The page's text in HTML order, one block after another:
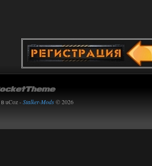
uCoz -Stalker-Mods© 2026